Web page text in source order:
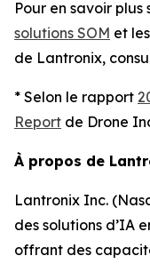
Pour en savoir plus
solutions SOM et
de Lantronix,
* Selon le rapport
Report de Drone
À propos de
Lantronix Inc.
des solutions d’IA
offrant des